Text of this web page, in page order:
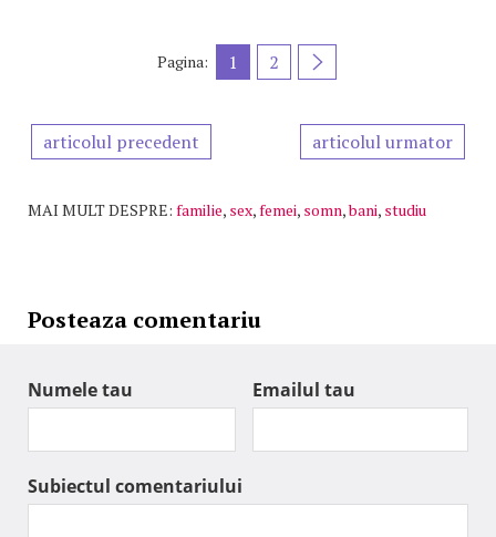
Pagina: 1 2
articolul precedent articolul urmator
MAI MULT DESPRE: familie, sex,femei, somn,bani, studiu
Posteaza comentariu
Numele tau Emailul tau
Subiectul comentariului